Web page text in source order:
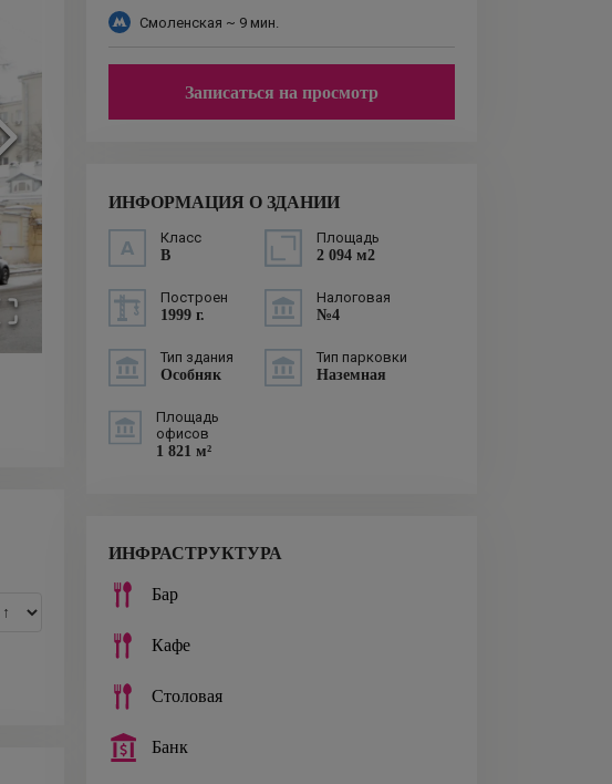
Смоленская ~ 9 мин.
Записаться на просмотр
ИНФОРМАЦИЯ О ЗДАНИИ
Класс
B
Площадь
2 094 м2
Построен
1999 г.
Налоговая
№4
Тип здания
Особняк
Тип парковки
Наземная
Площадь
офисов
1 821 м²
ИНФРАСТРУКТУРА
Бар
Кафе
Столовая
Банк